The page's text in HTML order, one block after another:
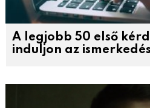
A legjobb 50 első
induljon az